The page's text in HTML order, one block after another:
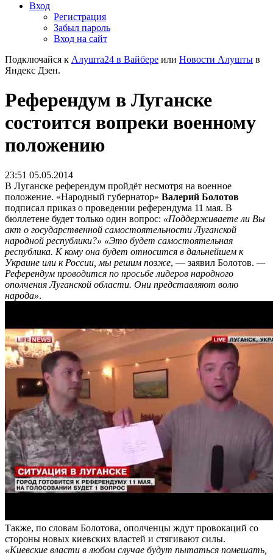
Вход
Регистрация
Забыл пароль
Вход на сайт
Подключайся к Алушта24 в Вайбере или Новости Алушты в
Яндекс Дзен.
Референдум в Луганске
состоится вопреки военному
положению
23:51 05.05.2014
В Луганске референдум пройдёт несмотря на военное
положение. «Народный губернатор» Валерий Болотов
подписал приказ о проведении референдума 11 мая. В
бюллетене будет только один вопрос: «Поддерживаете ли Вы
акт о государственной самостоятельности Луганской
народной республики?» «Это будет самостоятельная
республика. К кому она будет относится в дальнейшем к
Украине или к России, мы решим позже, — заявил Болотов. —
Референдум проводится по просьбе лидеров народного
ополчения Луганской области. Они представляют волю
народа».
Также, по словам Болотова, ополченцы ждут провокаций со
стороны новых киевских властей и стягивают силы.
«Киевские власти в любом случае будут пытаться помешать,